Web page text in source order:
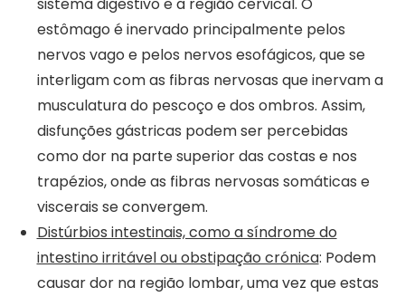
sistema digestivo e a região cervical. O
estômago é inervado principalmente pelos
nervos vago e pelos nervos esofágicos, que se
interligam com as fibras nervosas que inervam a
musculatura do pescoço e dos ombros. Assim,
disfunções gástricas podem ser percebidas
como dor na parte superior das costas e nos
trapézios, onde as fibras nervosas somáticas e
viscerais se convergem.
Distúrbios intestinais, como a síndrome do
intestino irritável ou obstipação crónica: Podem
causar dor na região lombar, uma vez que estas